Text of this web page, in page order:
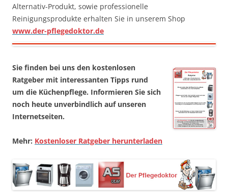
Alternativ-Produkt, sowie professionelle
Reinigungsprodukte erhalten Sie in unserem Shop
www.der-pflegedoktor.de
Sie finden bei uns den kostenlosen
Ratgeber mit interessanten Tipps rund
um die Küchenpflege. Informieren Sie sich
noch heute unverbindlich auf unseren
Internetseiten.
Mehr: Kostenloser Ratgeber herunterladen